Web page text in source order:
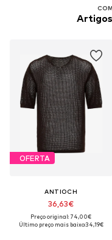
OFERTA
ANTIOCH
36,63€
Preço original: 74,00€
Último preço mais baixo:34,19€